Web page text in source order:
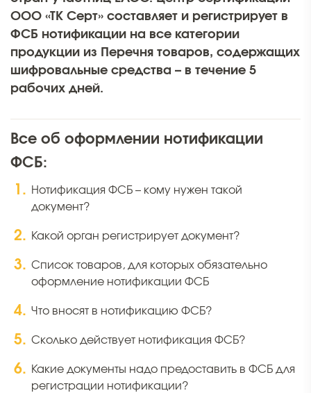
ООО «ТК Серт» составляет и регистрирует в
ФСБ нотификации на все категории
продукции из Перечня товаров, содержащих
шифровальные средства – в течение 5
рабочих дней.
Все об оформлении нотификации
ФСБ:
Нотификация ФСБ – кому нужен такой
документ?
Какой орган регистрирует документ?
Список товаров, для которых обязательно
оформление нотификации ФСБ
Что вносят в нотификацию ФСБ?
Сколько действует нотификация ФСБ?
Какие документы надо предоставить в ФСБ для
регистрации нотификации?